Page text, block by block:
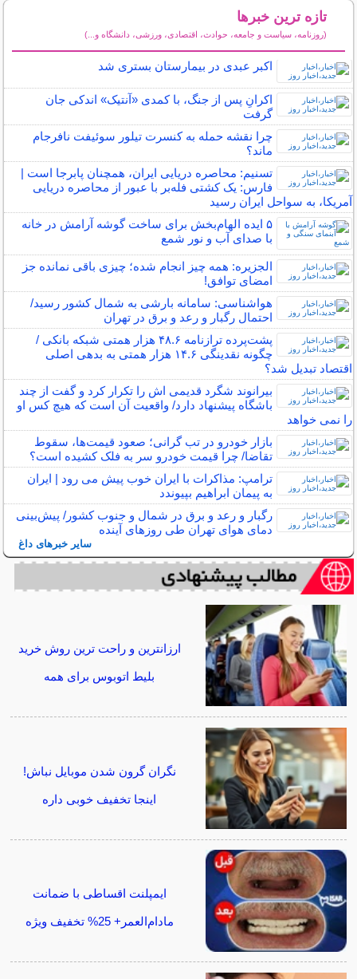
تازه ترین خبرها
(روزنامه، سیاست و جامعه، حوادث، اقتصادی، ورزشی، دانشگاه و...)
اکبر عبدی در بیمارستان بستری شد
اکرانِ پس از جنگ، با کمدی‌ «آنتیک» اندکی جان
گرفت
چرا نقشه حمله به کنسرت تیلور سوئیفت نافرجام
ماند؟
تسنیم: محاصره دریایی ایران، همچنان پابرجا است |
فارس: یک کشتی فله‌بر با عبور از محاصره دریایی
آمریکا، به سواحل ایران رسید
۵ ایده الهام‌بخش برای ساخت گوشه آرامش در خانه
با صدای آب و نور شمع
الجزیره: همه چیز انجام شده؛ چیزی باقی نمانده جز
امضای توافق!
هواشناسی: سامانه بارشی به شمال کشور رسید/
احتمال رگبار و رعد و برق در تهران
پشت‌پرده ترازنامه ۴۸.۶ هزار همتی شبکه بانکی /
چگونه نقدینگی ۱۴.۶ هزار همتی به بدهی اصلی
اقتصاد تبدیل شد؟
بیرانوند شگرد قدیمی اش را تکرار کرد و گفت از چند
باشگاه پیشنهاد دارد/ واقعیت آن است که هیچ کس او
را نمی خواهد
بازار خودرو در تب گرانی؛ صعود قیمت‌ها، سقوط
تقاضا/ چرا قیمت خودرو سر به فلک کشیده است؟
ترامپ: مذاکرات با ایران خوب پیش می رود | ایران
به پیمان ابراهیم بپیوندد
رگبار و رعد و برق در شمال و جنوب کشور/ پیش‌بینی
دمای هوای تهران طی روزهای آینده
سایر خبرهای داغ
ارزانترین و راحت ترین روش خرید
بلیط اتوبوس برای همه
نگران گرون شدن موبایل نباش!
اینجا تخفیف خوبی داره
ایمپلنت اقساطی با ضمانت
مادام‌العمر+ 25% تخفیف ویژه